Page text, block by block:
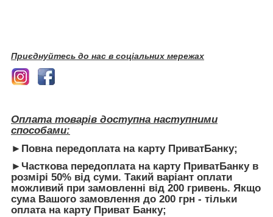
Приєднуйтесь до нас в соціальних мережах
Оплата товарів доступна наступними
способами:
►Повна передоплата на карту ПриватБанку;
►Часткова передоплата на карту ПриватБанку в
розмірі 50% від суми. Такий варіант оплати
можливий при замовленні від 200 гривень. Якщо
сума Вашого замовлення до 200 грн - тільки
оплата на карту Приват Банку;